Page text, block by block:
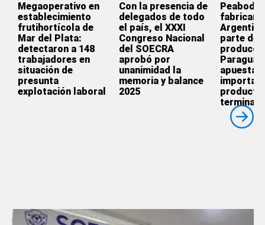
Megaoperativo en
establecimiento
frutihortícola de
Mar del Plata:
detectaron a 148
trabajadores en
situación de
presunta
explotación laboral
Con la presencia de
delegados de todo
el país, el XXXI
Congreso Nacional
del SOECRA
aprobó por
unanimidad la
memoria y balance
2025
Peabody
fabricar
parte de
apuesta
importar